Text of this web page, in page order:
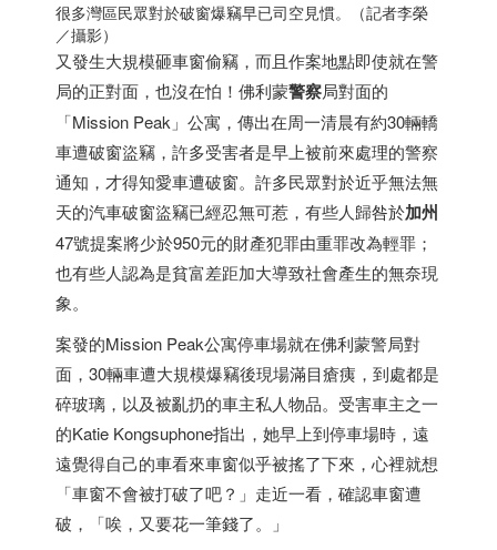
很多灣區民眾對於破窗爆竊早已司空見慣。（記者李榮
／攝影）
又發生大規模砸車窗偷竊，而且作案地點即使就在警
局的正對面，也沒在怕！佛利蒙警察局對面的
「Mission Peak」公寓，傳出在周一清晨有約30輛轎
車遭破窗盜竊，許多受害者是早上被前來處理的警察
通知，才得知愛車遭破窗。許多民眾對於近乎無法無
天的汽車破窗盜竊已經忍無可惹，有些人歸咎於加州
47號提案將少於950元的財產犯罪由重罪改為輕罪；
也有些人認為是貧富差距加大導致社會產生的無奈現
象。
案發的Mission Peak公寓停車場就在佛利蒙警局對
面，30輛車遭大規模爆竊後現場滿目瘡痍，到處都是
碎玻璃，以及被亂扔的車主私人物品。受害車主之一
的Katie Kongsuphone指出，她早上到停車場時，遠
遠覺得自己的車看來車窗似乎被搖了下來，心裡就想
「車窗不會被打破了吧？」走近一看，確認車窗遭
破，「唉，又要花一筆錢了。」